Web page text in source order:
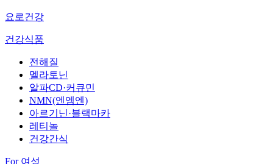
요로건강
건강식품
전해질
멜라토닌
알파CD·커큐민
NMN(엔엠엔)
아르기닌·블랙마카
레티놀
건강간식
For 여성